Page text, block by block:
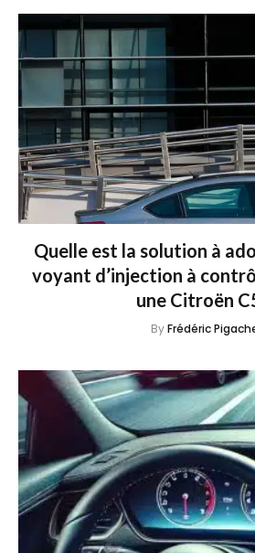
Quelle est la solution à
voyant d’injection à
une Citroën
ByFrédéric